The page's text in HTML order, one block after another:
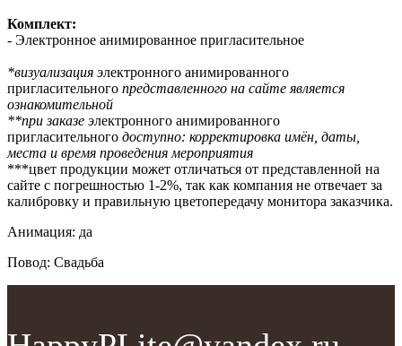
Комплект:
- Электронное анимированное пригласительное
*визуализация электронного анимированного
пригласительного представленного на сайте является
ознакомительной
**при заказе электронного анимированного
пригласительного доступно: корректировка имён, даты,
места и время проведения мероприятия
***цвет продукции может отличаться от представленной на
сайте с погрешностью 1-2%, так как компания не отвечает за
калибровку и правильную цветопередачу монитора заказчика.
Анимация: да
Повод: Свадьба